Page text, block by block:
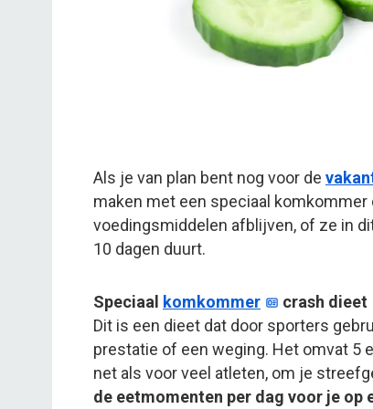
Als je van plan bent nog voor de
maken met een speciaal
voedingsmiddelen afblijven, of ze in
10 dagen duurt.
Speciaal komkommer
crash dieet
Dit is een dieet dat door sporters
prestatie of een weging. Het omvat 5
net als voor veel atleten, om je
de eetmomenten per dag voor je